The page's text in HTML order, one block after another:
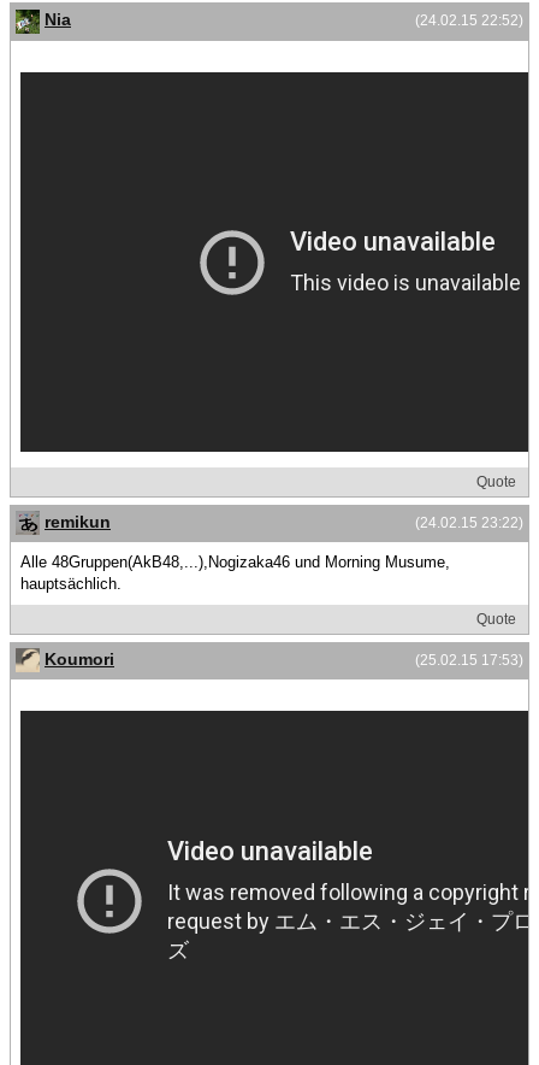
(24.02.15 22:52)
Nia
Quote
(24.02.15 23:22)
remikun
Alle 48Gruppen(AkB48,...),Nogizaka46 und Morning Musume,
hauptsächlich.
Quote
(25.02.15 17:53)
Koumori